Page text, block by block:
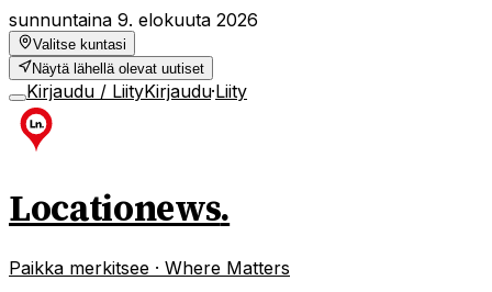
sunnuntaina 9. elokuuta 2026
Valitse kuntasi
Näytä lähellä olevat uutiset
Kirjaudu / LiityKirjaudu·Liity
Locationews.
Paikka merkitsee · Where Matters